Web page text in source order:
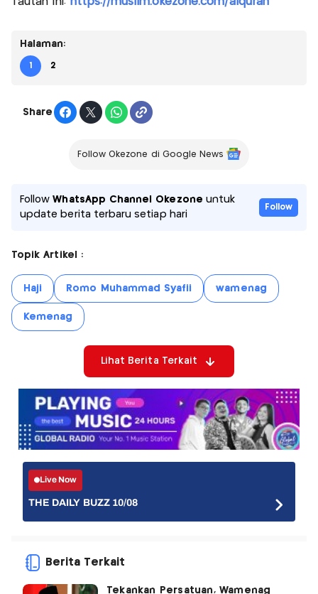
Halaman:
1 2
Share
Follow Okezone di Google News
FollowWhatsApp Channel Okezone untuk
update berita terbaru setiap hari
Follow
Topik Artikel :
Haji Romo Muhammad Syafii wamenag
Kemenag
Lihat Berita Terkait
Live Now
THE DAILY BUZZ 10/08
Berita Terkait
Tekankan Persatuan, Wamenag